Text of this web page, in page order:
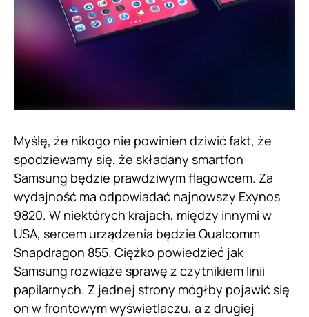
Myślę, że nikogo nie powinien dziwić fakt, że
spodziewamy się, że składany smartfon
Samsung będzie prawdziwym flagowcem. Za
wydajność ma odpowiadać najnowszy Exynos
9820. W niektórych krajach, między innymi w
USA, sercem urządzenia będzie Qualcomm
Snapdragon 855. Ciężko powiedzieć jak
Samsung rozwiąże sprawę z czytnikiem linii
papilarnych. Z jednej strony mógłby pojawić się
on w frontowym wyświetlaczu, a z drugiej